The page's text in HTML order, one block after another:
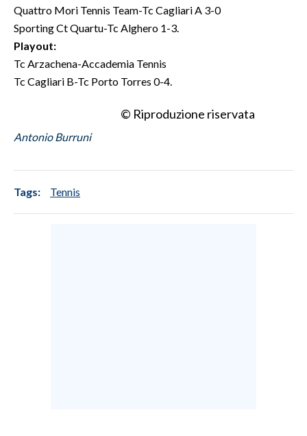
INSULARITÀ
INFO AZIENDE
ABBONATI
PUBBLICITÀ
Quattro Mori Tennis Team-Tc Cagliari A 3-0
Sporting Ct Quartu-Tc Alghero 1-3.
Playout:
Tc Arzachena-Accademia Tennis
Tc Cagliari B-Tc Porto Torres 0-4.
© Riproduzione riservata
Antonio Burruni
Tags: Tennis